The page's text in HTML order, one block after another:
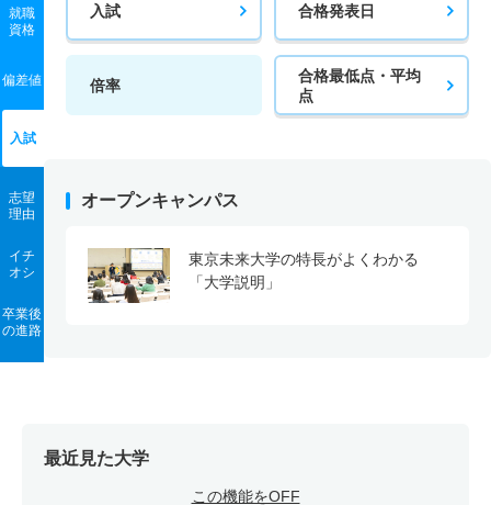
就職
資格
偏差値
入試
志望
理由
イチ
オシ
卒業後
の進路
入試 合格発表日
倍率
合格最低点・平均
点
オープンキャンパス
東京未来大学の特長がよくわかる
「大学説明」
最近見た大学
この機能をOFF